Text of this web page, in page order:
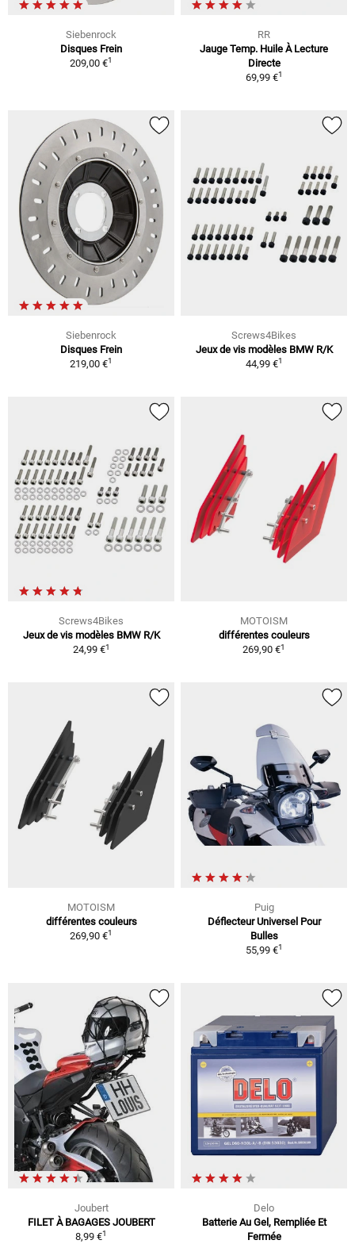
Siebenrock
Disques Frein
209,00 €1
RR
Jauge Temp. Huile À Lecture
Directe
69,99 €1
Siebenrock
Disques Frein
219,00 €1
Screws4Bikes
Jeux de vis modèles BMW R/K
44,99 €1
Screws4Bikes
Jeux de vis modèles BMW R/K
24,99 €1
MOTOISM
différentes couleurs
269,90 €1
MOTOISM
différentes couleurs
269,90 €1
Puig
Déflecteur Universel Pour
Bulles
55,99 €1
Joubert
FILET À BAGAGES JOUBERT
8,99 €1
Delo
Batterie Au Gel, Rempliée Et
Fermée